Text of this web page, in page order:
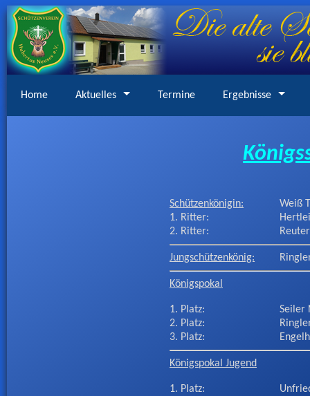
Home Aktuelles Termine Ergebnisse
Schützenkönigin:
Weiß
1. Ritter:
2. Ritter:
Jungschützenkönig:
Königspokal
1. Platz:
Seiler
2. Platz:
3. Platz:
Königspokal Jugend
1. Platz: